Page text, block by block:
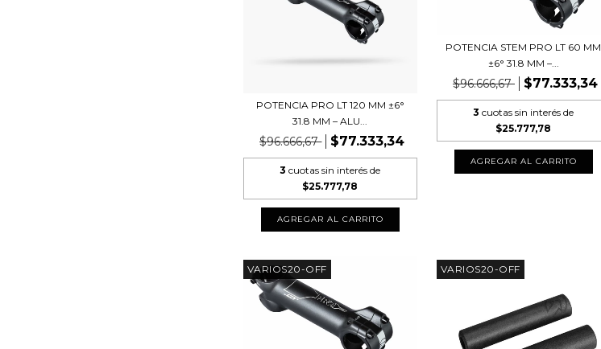
POTENCIA PRO LT 120 MM ±6°
31.8 MM – ALU...
$96.666,67 $77.333,34
3 cuotas sin interés de
$25.777,78
POTENCIA STEM PRO LT 60 MM
±6° 31.8 MM –...
$96.666,67 $77.333,34
3 cuotas sin interés de
$25.777,78
VARIOS20-OFF VARIOS20-OFF